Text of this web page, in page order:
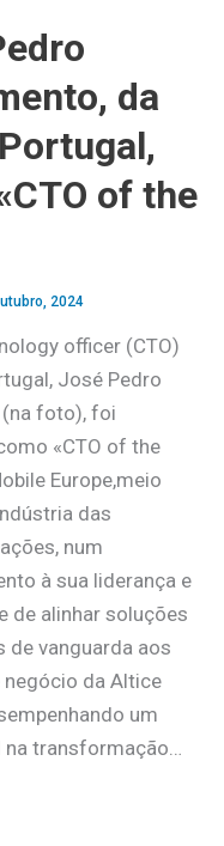
da
of the
2024
officer (CTO)
José Pedro
foto), foi
«CTO of the
Europe,meio
das
num
à sua liderança e
de alinhar soluções
de vanguarda aos
da Altice
um
na transformação…